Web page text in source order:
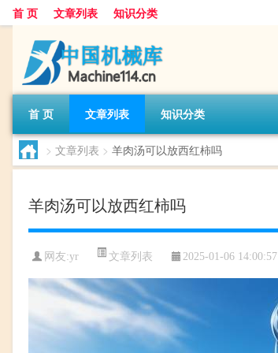
首 页 文章列表 知识分类
首 页 文章列表 知识分类
> 文章列表 > 羊肉汤可以放西红柿吗
羊肉汤可以放西红柿吗
网友:yr 文章列表 2025-01-06 14:00:57